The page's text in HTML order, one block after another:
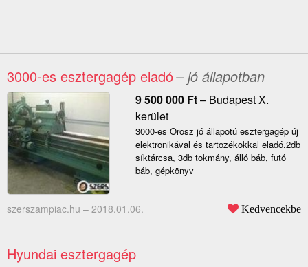
3000-es esztergagép eladó– jó állapotban
9 500 000 Ft– Budapest X.
kerület
3000-es Orosz jó állapotú esztergagép új
elektronikával és tartozékokkal eladó.2db
síktárcsa, 3db tokmány, álló báb, futó
báb, gépkönyv
szerszampiac.hu – 2018.01.06. Kedvencekbe
Hyundai esztergagép